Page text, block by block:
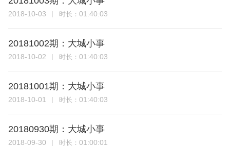
2018-10-03 时长： 01:40:03
20181002期：大城小事
2018-10-02 时长： 01:40:03
20181001期：大城小事
2018-10-01 时长： 01:40:03
20180930期：大城小事
2018-09-30 时长： 01:00:01